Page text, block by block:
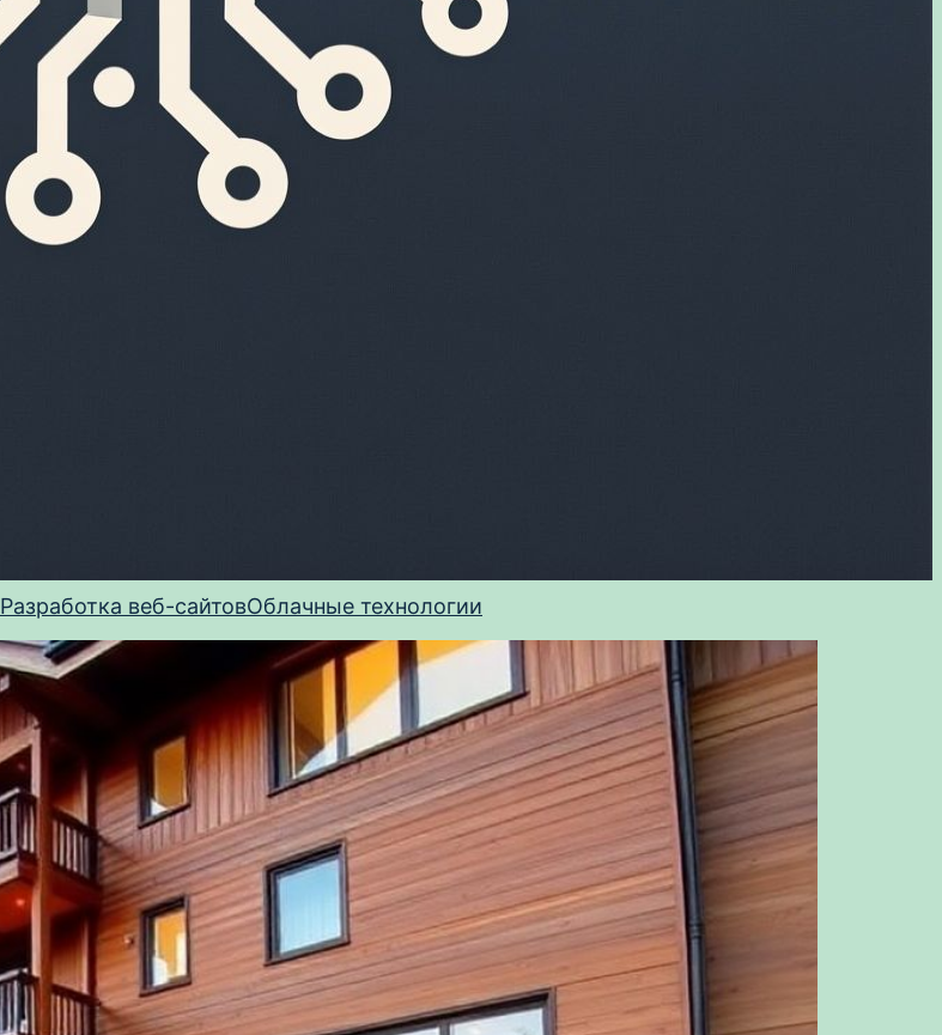
Разработка веб-сайтовОблачные технологии